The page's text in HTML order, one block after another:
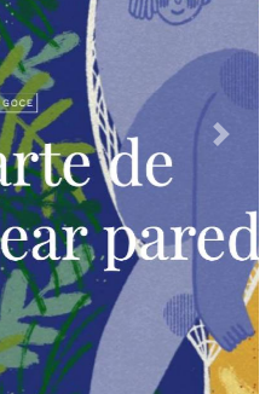
Next